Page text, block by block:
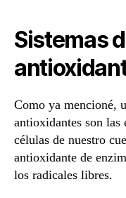
Sistemas
Como ya mencioné,
antioxidantes son las
células de nuestro
antioxidante de
los radicales libres.